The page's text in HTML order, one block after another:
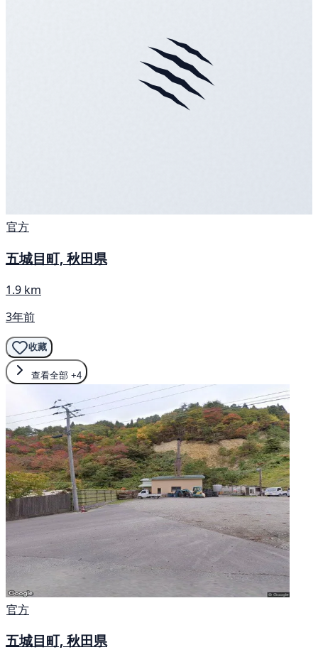
官方
五城目町, 秋田県
1.9 km
3年前
收藏
查看全部 +4
官方
五城目町, 秋田県